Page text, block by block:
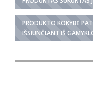
PRODUKTO KOKYBĖ
IŠSIUNČIANT IŠ